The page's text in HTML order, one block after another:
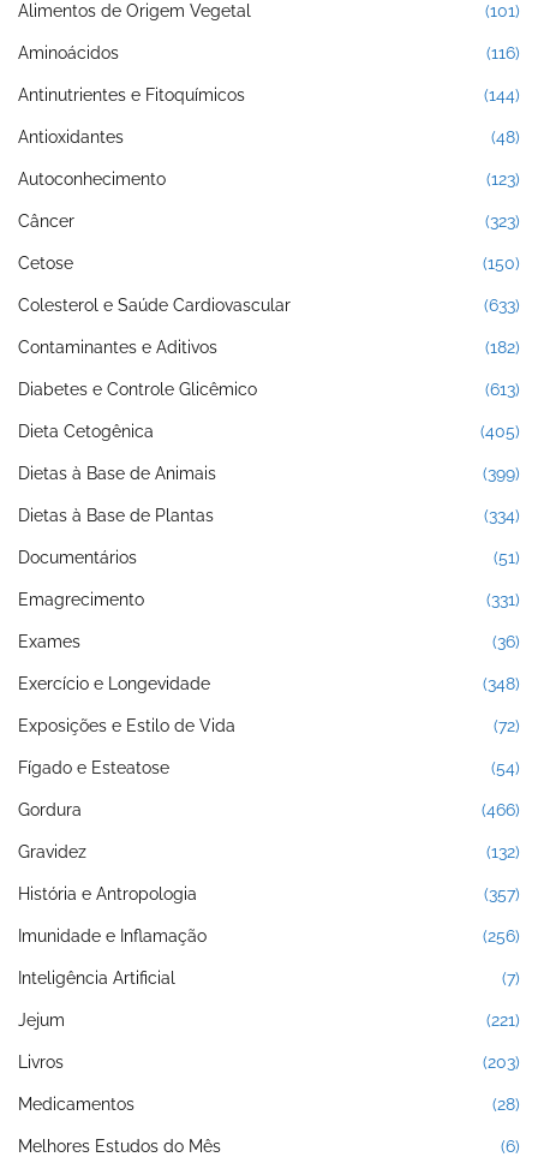
Alimentos de Origem Vegetal (101)
Aminoácidos (116)
Antinutrientes e Fitoquímicos (144)
Antioxidantes (48)
Autoconhecimento (123)
Câncer (323)
Cetose (150)
Colesterol e Saúde Cardiovascular (633)
Contaminantes e Aditivos (182)
Diabetes e Controle Glicêmico (613)
Dieta Cetogênica (405)
Dietas à Base de Animais (399)
Dietas à Base de Plantas (334)
Documentários (51)
Emagrecimento (331)
Exames (36)
Exercício e Longevidade (348)
Exposições e Estilo de Vida (72)
Fígado e Esteatose (54)
Gordura (466)
Gravidez (132)
História e Antropologia (357)
Imunidade e Inflamação (256)
Inteligência Artificial (7)
Jejum (221)
Livros (203)
Medicamentos (28)
Melhores Estudos do Mês (6)